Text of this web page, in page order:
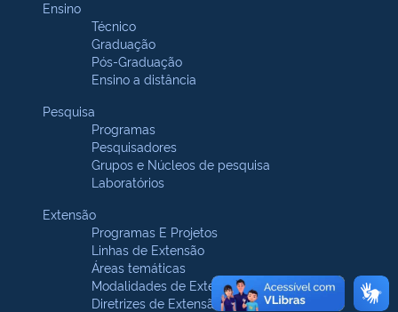
Ensino
Técnico
Graduação
Pós-Graduação
Ensino a distância
Pesquisa
Programas
Pesquisadores
Grupos e Núcleos de pesquisa
Laboratórios
Extensão
Programas E Projetos
Linhas de Extensão
Áreas temáticas
Modalidades de Extensão
Diretrizes de Extensão